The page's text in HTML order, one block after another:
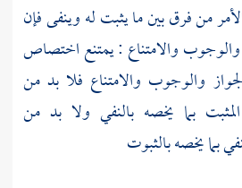
من فرق بين ما يثبت له وينفى فإن
والوجوب والامتناع : يمتنع اختصاص
والوجوب والامتناع فلا بد من
بما يخصه بالنفي ولا بد من
بما يخصه بالثبوت